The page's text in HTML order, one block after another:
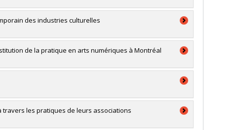
des industries culturelles
de la pratique en arts numériques à Montréal
les pratiques de leurs associations